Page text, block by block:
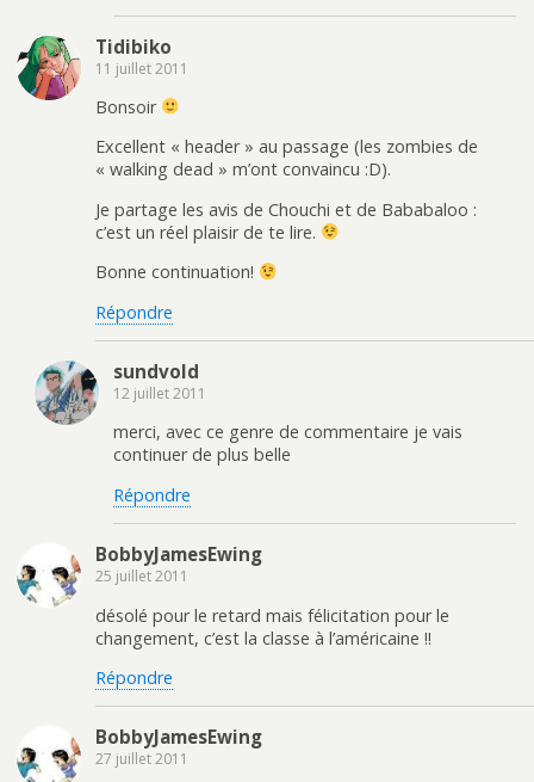
Tidibiko
11 juillet 2011
Bonsoir
Excellent « header » au passage (les zombies de
« walking dead » m’ont convaincu :D).
Je partage les avis de Chouchi et de Bababaloo :
c’est un réel plaisir de te lire.
Bonne continuation!
Répondre
sundvold
12 juillet 2011
merci, avec ce genre de commentaire je vais
continuer de plus belle
Répondre
BobbyJamesEwing
25 juillet 2011
désolé pour le retard mais félicitation pour le
changement, c’est la classe à l’américaine !!
Répondre
BobbyJamesEwing
27 juillet 2011